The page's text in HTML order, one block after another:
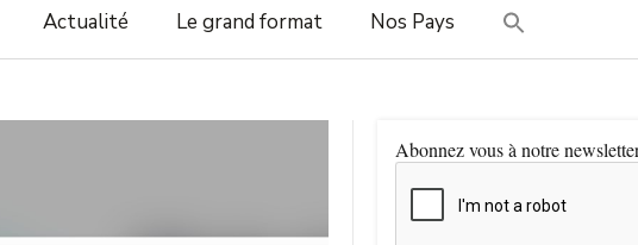
Actualité Le grand format Nos Pays
Abonnez vous à notre